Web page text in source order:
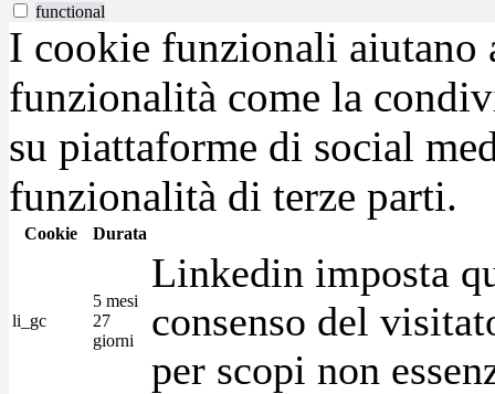
functional
I cookie funzionali aiutano
funzionalità come la
su piattaforme di social
funzionalità di terze parti.
Cookie Durata
li_gc
5 mesi
27
giorni
Linkedin imposta
consenso del
per scopi non